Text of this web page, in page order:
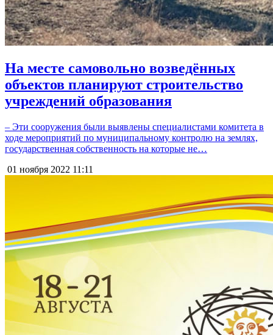
На месте самовольно возведённых
объектов планируют строительство
учреждений образования
– Эти сооружения были выявлены специалистами комитета в
ходе мероприятий по муниципальному контролю на землях,
государственная собственность на которые не…
01 ноября 2022 11:11